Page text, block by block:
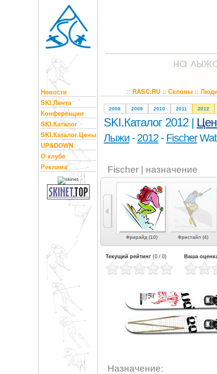
Новости
SKI.Лента
Конференции
SKI.Каталог
SKI.Каталог.Цены
UP&DOWN
О клубе
Реклама
:: RASC.RU:: Склоны::
2008 2009 2010 2011 2012
SKI.Каталог 2012 |
Лыжи - 2012- Fischer
Fischer | назначение
Экспертный карвинг
Фрирайд (10) Фристайл (4)
Текущий рейтинг (0 / 0) Ваша
Назначение: